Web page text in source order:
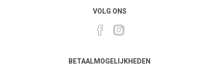
VOLG ONS
BETAALMOGELIJKHEDEN